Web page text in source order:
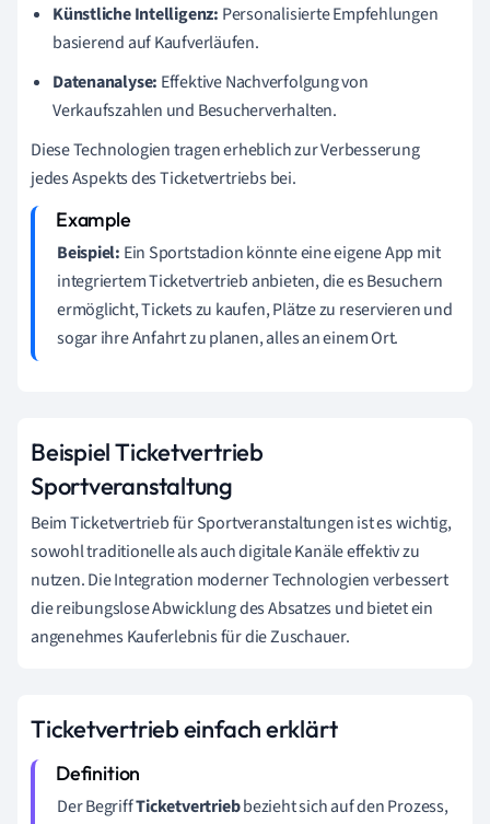
Künstliche Intelligenz: Personalisierte Empfehlungen
basierend auf Kaufverläufen.
Datenanalyse: Effektive Nachverfolgung von
Verkaufszahlen und Besucherverhalten.
Diese Technologien tragen erheblich zur Verbesserung
jedes Aspekts des Ticketvertriebs bei.
Beispiel: Ein Sportstadion könnte eine eigene App mit
integriertem Ticketvertrieb anbieten, die es Besuchern
ermöglicht, Tickets zu kaufen, Plätze zu reservieren und
sogar ihre Anfahrt zu planen, alles an einem Ort.
Beispiel Ticketvertrieb
Sportveranstaltung
Beim Ticketvertrieb für Sportveranstaltungen ist es wichtig,
sowohl traditionelle als auch digitale Kanäle effektiv zu
nutzen. Die Integration moderner Technologien verbessert
die reibungslose Abwicklung des Absatzes und bietet ein
angenehmes Kauferlebnis für die Zuschauer.
Ticketvertrieb einfach erklärt
Der BegriffTicketvertriebbezieht sich auf den Prozess,